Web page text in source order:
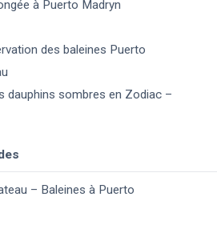
à Puerto Madryn
des baleines Puerto
dauphins sombres en Zodiac –
– Baleines à Puerto